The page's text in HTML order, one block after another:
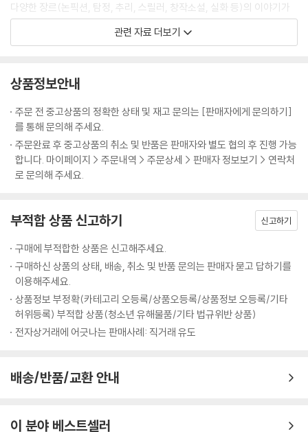
다양한 장르(논픽션, 탐정, 추리, 스릴러, 창작소설, 실화 등)의 이야기가
있으며 단계에 맞게 유명한 명작들을 쉽게 재구성 했습니다.
총 6단계로 구성되었으며 각 단계당 분량은 아래와 같습니다.
1단계-400단어/ 권 당 40쪽 분량
2단계-700단어/ 권 당 40쪽 분량
3단계-1000단어/ 권 당 56쪽 분량
4단계-1400단어/ 권 당 72쪽 분량
관련 자료 더보기
상품정보안내
주문 전 중고상품의 정확한 상태 및 재고 문의는 [판매자에게 문의하기]
를 통해 문의해 주세요.
주문완료 후 중고상품의 취소 및 반품은 판매자와 별도 협의 후 진행 가능
합니다. 마이페이지 > 주문내역 > 주문상세 > 판매자 정보보기 > 연락처
로 문의해 주세요.
부적합 상품 신고하기 신고하기
구매에 부적합한 상품은 신고해주세요.
구매하신 상품의 상태, 배송, 취소 및 반품 문의는 판매자 묻고 답하기를
이용해주세요.
상품정보 부정확(카테고리 오등록/상품오등록/상품정보 오등록/기타
허위등록) 부적합 상품(청소년 유해물품/기타 법규위반 상품)
전자상거래에 어긋나는 판매사례: 직거래 유도
배송/반품/교환 안내
이 분야 베스트셀러